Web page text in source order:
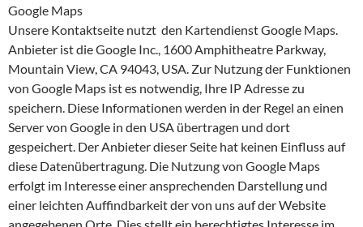
Google Maps
Unsere Kontaktseite nutzt den Kartendienst Google Maps.
Anbieter ist die Google Inc., 1600 Amphitheatre Parkway,
Mountain View, CA 94043, USA. Zur Nutzung der Funktionen
von Google Maps ist es notwendig, Ihre IP Adresse zu
speichern. Diese Informationen werden in der Regel an einen
Server von Google in den USA übertragen und dort
gespeichert. Der Anbieter dieser Seite hat keinen Einfluss auf
diese Datenübertragung. Die Nutzung von Google Maps
erfolgt im Interesse einer ansprechenden Darstellung und
einer leichten Auffindbarkeit der von uns auf der Website